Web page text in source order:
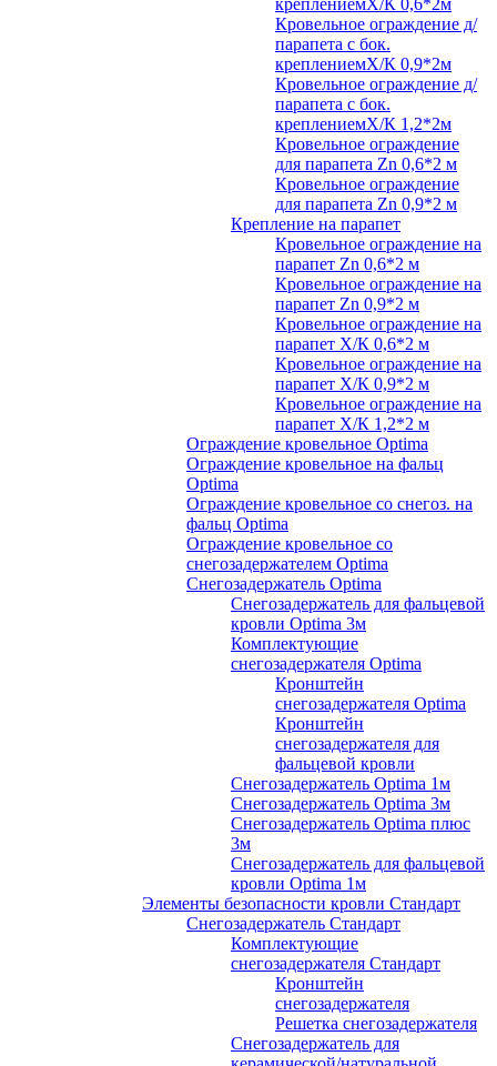
креплениемХ/К 0,6*2м
Кровельное ограждение д/
парапета с бок.
креплениемХ/К 0,9*2м
Кровельное ограждение д/
парапета с бок.
креплениемХ/К 1,2*2м
Кровельное ограждение
для парапета Zn 0,6*2 м
Кровельное ограждение
для парапета Zn 0,9*2 м
Крепление на парапет
Кровельное ограждение на
парапет Zn 0,6*2 м
Кровельное ограждение на
парапет Zn 0,9*2 м
Кровельное ограждение на
парапет Х/К 0,6*2 м
Кровельное ограждение на
парапет Х/К 0,9*2 м
Кровельное ограждение на
парапет Х/К 1,2*2 м
Ограждение кровельное Optima
Ограждение кровельное на фальц
Optima
Ограждение кровельное со снегоз. на
фальц Optima
Ограждение кровельное со
снегозадержателем Optima
Снегозадержатель Optima
Снегозадержатель для фальцевой
кровли Optima 3м
Комплектующие
снегозадержателя Optima
Кронштейн
снегозадержателя Optima
Кронштейн
снегозадержателя для
фальцевой кровли
Снегозадержатель Optima 1м
Снегозадержатель Optima 3м
Снегозадержатель Optima плюс
3м
Снегозадержатель для фальцевой
кровли Optima 1м
Элементы безопасности кровли Стандарт
Снегозадержатель Стандарт
Комплектующие
снегозадержателя Стандарт
Кронштейн
снегозадержателя
Решетка снегозадержателя
Снегозадержатель для